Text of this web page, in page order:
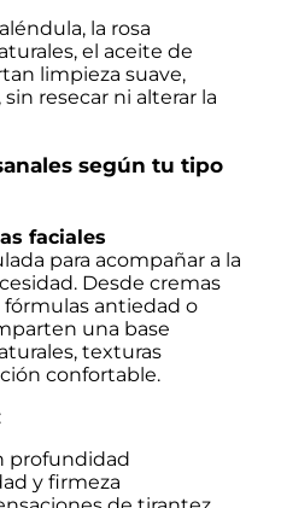
la rosa
el aceite de
limpieza suave,
resecar ni alterar la
según tu tipo
faciales
para acompañar a la
Desde cremas
fórmulas antiedad o
una base
texturas
confortable.
profundidad
y firmeza